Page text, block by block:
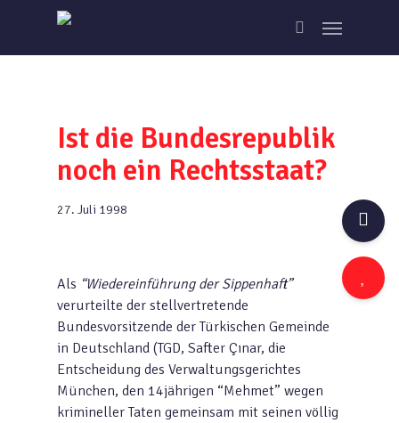
main
search
Menu
Ist die Bundesrepublik
noch ein Rechtsstaat?
27. Juli 1998
Als “Wiedereinführung der Sippenhaft”
verurteilte der stellvertretende
Bundesvorsitzende der Türkischen Gemeinde
in Deutschland (TGD, Safter Çınar, die
Entscheidung des Verwaltungsgerichtes
München, den 14jährigen “Mehmet” wegen
krimineller Taten gemeinsam mit seinen völlig